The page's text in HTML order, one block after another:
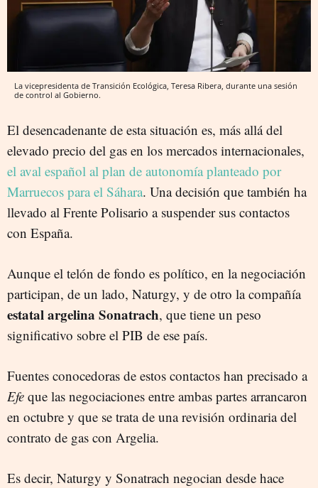
La vicepresidenta de Transición Ecológica, Teresa Ribera, durante una sesión
de control al Gobierno.
El desencadenante de esta situación es, más allá del
elevado precio del gas en los mercados internacionales,
el aval español al plan de autonomía planteado por
Marruecos para el Sáhara. Una decisión que también ha
llevado al Frente Polisario a suspender sus contactos
con España.
Aunque el telón de fondo es político, en la negociación
participan, de un lado, Naturgy, y de otro la compañía
estatal argelina Sonatrach, que tiene un peso
significativo sobre el PIB de ese país.
Fuentes conocedoras de estos contactos han precisado a
Efe que las negociaciones entre ambas partes arrancaron
en octubre y que se trata de una revisión ordinaria del
contrato de gas con Argelia.
Es decir, Naturgy y Sonatrach negocian desde hace